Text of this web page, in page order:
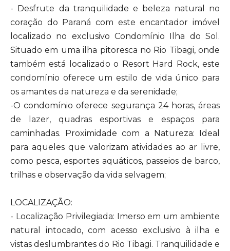
- Desfrute da tranquilidade e beleza natural no
coração do Paraná com este encantador imóvel
localizado no exclusivo Condomínio Ilha do Sol.
Situado em uma ilha pitoresca no Rio Tibagi, onde
também está localizado o Resort Hard Rock, este
condomínio oferece um estilo de vida único para
os amantes da natureza e da serenidade;
-O condomínio oferece segurança 24 horas, áreas
de lazer, quadras esportivas e espaços para
caminhadas. Proximidade com a Natureza: Ideal
para aqueles que valorizam atividades ao ar livre,
como pesca, esportes aquáticos, passeios de barco,
trilhas e observação da vida selvagem;
LOCALIZAÇÃO:
- Localização Privilegiada: Imerso em um ambiente
natural intocado, com acesso exclusivo à ilha e
vistas deslumbrantes do Rio Tibagi. Tranquilidade e